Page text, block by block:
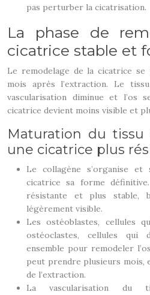
pas perturber la cicatrisation.
La phase de
cicatrice stable et
Le remodelage de la cicatrice
mois après l’extraction. Le
vascularisation diminue et l’os
cicatrice devient moins visible et
Maturation du
une cicatrice plus
Le collagène s’organise
cicatrice sa forme
résistante et plus stable,
légèrement visible.
Les ostéoblastes, cellules
ostéoclastes, cellules qui
ensemble pour remodeler
peut prendre plusieurs mois,
de l’extraction.
La vascularisation du